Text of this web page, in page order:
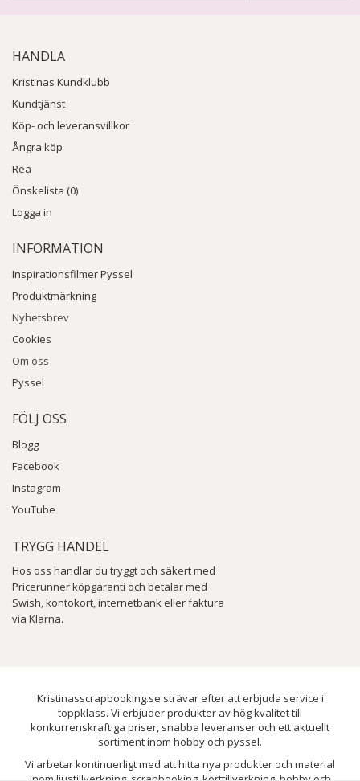
HANDLA
Kristinas Kundklubb
Kundtjänst
Köp- och leveransvillkor
Ångra köp
Rea
Önskelista (0)
Logga in
INFORMATION
Inspirationsfilmer Pyssel
Produktmärkning
Nyhetsbrev
Cookies
Om oss
Pyssel
FÖLJ OSS
Blogg
Facebook
Instagram
YouTube
TRYGG HANDEL
Hos oss handlar du tryggt och säkert med
Pricerunner köpgaranti och betalar med
Swish, kontokort, internetbank eller faktura
via Klarna.
Kristinasscrapbooking.se strävar efter att erbjuda service i
toppklass. Vi erbjuder produkter av hög kvalitet till
konkurrenskraftiga priser, snabba leveranser och ett aktuellt
sortiment inom hobby och pyssel.
Vi arbetar kontinuerligt med att hitta nya produkter och material